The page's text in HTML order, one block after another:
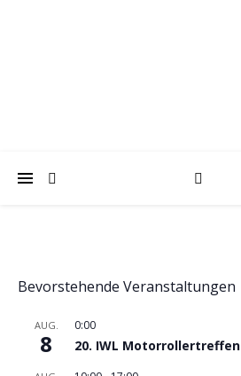
Bevorstehende Veranstaltungen
AUG.
8
0:00
20. IWL Motorrollertreffen